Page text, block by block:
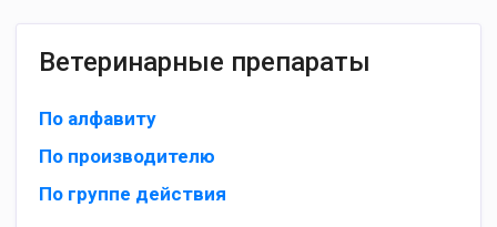
Ветеринарные препараты
По алфавиту
По производителю
По группе действия